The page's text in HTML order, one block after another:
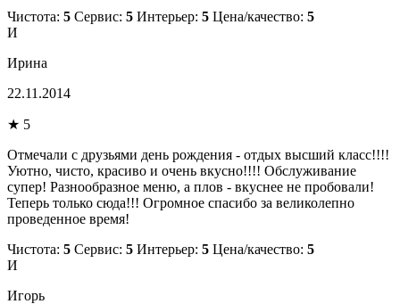
Чистота: 5 Сервис: 5 Интерьер: 5 Цена/качество: 5
И
Ирина
22.11.2014
★ 5
Отмечали с друзьями день рождения - отдых высший класс!!!!
Уютно, чисто, красиво и очень вкусно!!!! Обслуживание
супер! Разнообразное меню, а плов - вкуснее не пробовали!
Теперь только сюда!!! Огромное спасибо за великолепно
проведенное время!
Чистота: 5 Сервис: 5 Интерьер: 5 Цена/качество: 5
И
Игорь